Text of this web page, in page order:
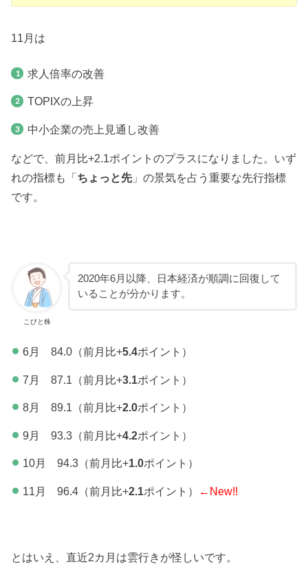
11月は
求人倍率の改善
TOPIXの上昇
中小企業の売上見通し改善
などで、前月比+2.1ポイントのプラスになりました。いず
れの指標も「 ちょっと先」の景気を占う重要な先行指標
です。
こびと株
2020年6月以降、日本経済が順調に回復して
いることが分かります。
6月 84.0（前月比+5.4ポイント）
7月 87.1（前月比+3.1ポイント）
8月 89.1（前月比+2.0ポイント）
9月 93.3（前月比+4.2ポイント）
10月 94.3（前月比+1.0ポイント）
11月 96.4（前月比+2.1ポイント） ←New!!
とはいえ、直近2カ月は雲行きが怪しいです。